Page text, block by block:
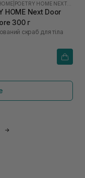
| POETRY HOME NEXT DOOR SINGAPORE
HOME Next Door
300 г
скраб для тіла
→